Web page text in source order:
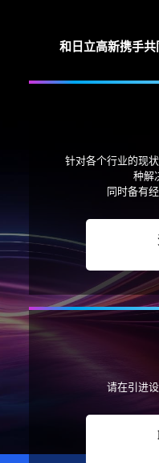
和日立高新携手共
针对各个行业的现
种解
同时备有
请在引进